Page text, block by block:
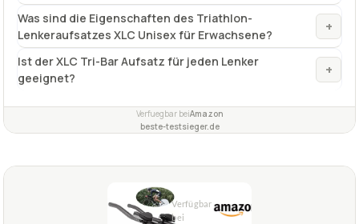
Was sind die Eigenschaften des Triathlon-
Lenkeraufsatzes XLC Unisex für Erwachsene?
+
Ist der XLC Tri-Bar Aufsatz für jeden Lenker
geeignet?
+
Verfuegbar beiAmazon
beste-testsieger.de